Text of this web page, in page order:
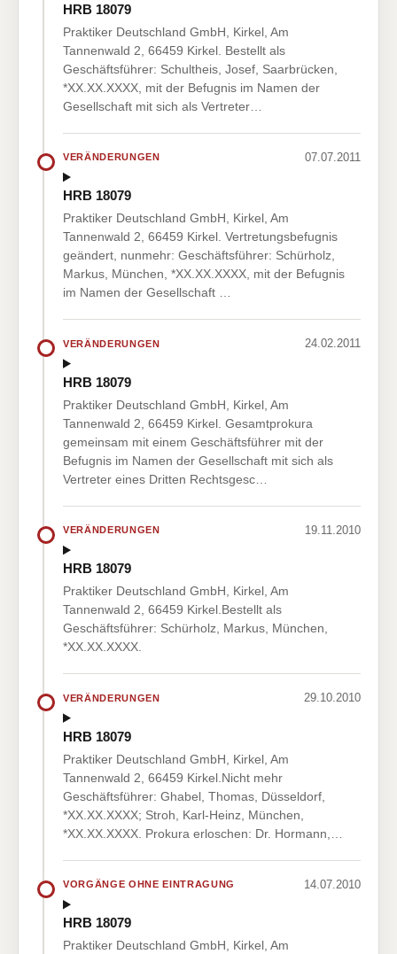
HRB 18079
Praktiker Deutschland GmbH, Kirkel, Am
Tannenwald 2, 66459 Kirkel. Bestellt als
Geschäftsführer: Schultheis, Josef, Saarbrücken,
*XX.XX.XXXX, mit der Befugnis im Namen der
Gesellschaft mit sich als Vertreter…
VERÄNDERUNGEN 07.07.2011
HRB 18079
Praktiker Deutschland GmbH, Kirkel, Am
Tannenwald 2, 66459 Kirkel. Vertretungsbefugnis
geändert, nunmehr: Geschäftsführer: Schürholz,
Markus, München, *XX.XX.XXXX, mit der Befugnis
im Namen der Gesellschaft …
VERÄNDERUNGEN 24.02.2011
HRB 18079
Praktiker Deutschland GmbH, Kirkel, Am
Tannenwald 2, 66459 Kirkel. Gesamtprokura
gemeinsam mit einem Geschäftsführer mit der
Befugnis im Namen der Gesellschaft mit sich als
Vertreter eines Dritten Rechtsgesc…
VERÄNDERUNGEN 19.11.2010
HRB 18079
Praktiker Deutschland GmbH, Kirkel, Am
Tannenwald 2, 66459 Kirkel.Bestellt als
Geschäftsführer: Schürholz, Markus, München,
*XX.XX.XXXX.
VERÄNDERUNGEN 29.10.2010
HRB 18079
Praktiker Deutschland GmbH, Kirkel, Am
Tannenwald 2, 66459 Kirkel.Nicht mehr
Geschäftsführer: Ghabel, Thomas, Düsseldorf,
*XX.XX.XXXX; Stroh, Karl-Heinz, München,
*XX.XX.XXXX. Prokura erloschen: Dr. Hormann,…
VORGÄNGE OHNE EINTRAGUNG 14.07.2010
HRB 18079
Praktiker Deutschland GmbH, Kirkel, Am